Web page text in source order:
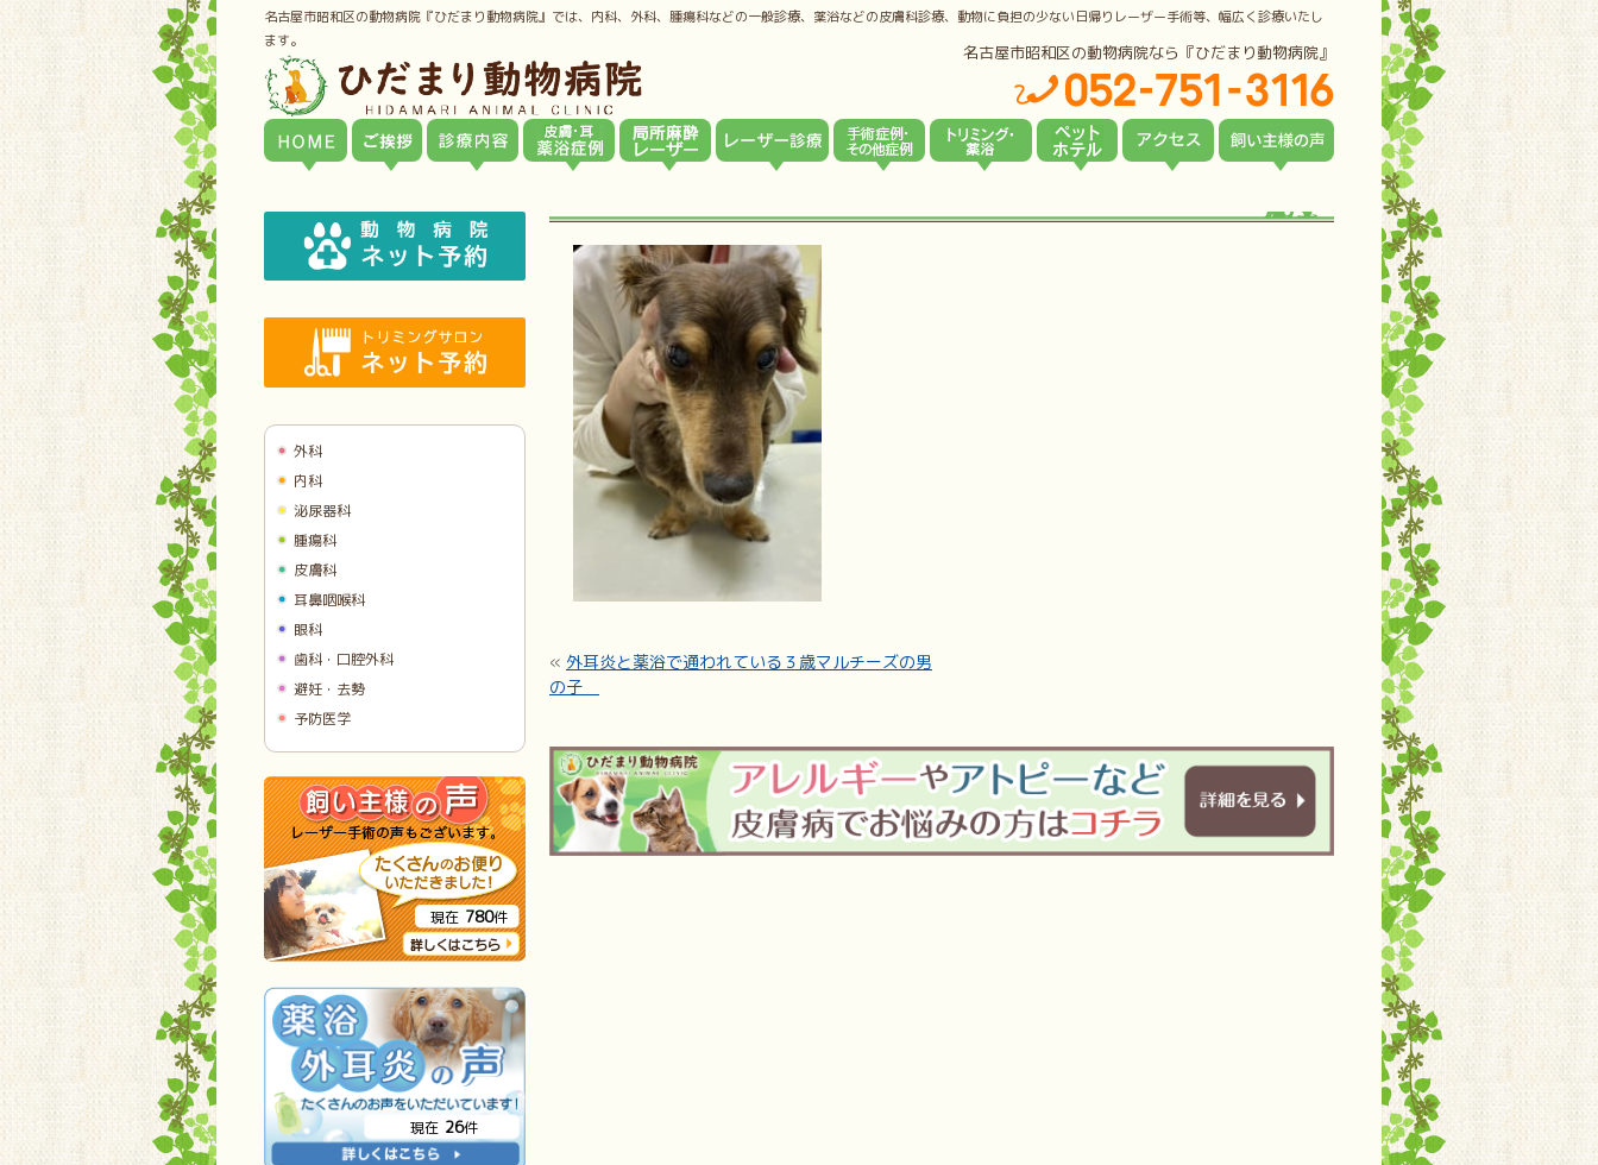
名古屋市昭和区の動物病院『ひだまり動物病院』では、内科、外科、腫瘍科などの一般診療、薬浴などの皮膚科診療、動物に負担の少ない日帰りレーザー手術等、幅広く診療いたし
ます。
名古屋市昭和区の動物病院なら『ひだまり動物病院』
« 外耳炎と薬浴で通われている３歳マルチーズの男
の子
外科
内科
泌尿器科
腫瘍科
皮膚科
耳鼻咽喉科
眼科
歯科・口腔外科
避妊・去勢
予防医学
現在 780件
現在 26件